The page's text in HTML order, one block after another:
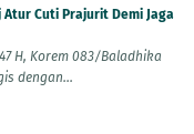
Cuti Prajurit Demi Jaga
H, Korem 083/Baladhika
dengan...